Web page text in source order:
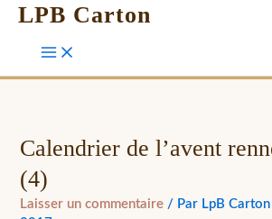
LPB Carton
Calendrier de l’avent
(4)
Laisser un commentaire / Par LpB Carton